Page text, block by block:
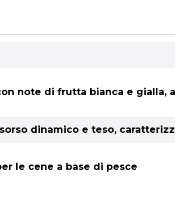
note di frutta bianca e gialla,
dinamico e teso,
le cene a base di pesce